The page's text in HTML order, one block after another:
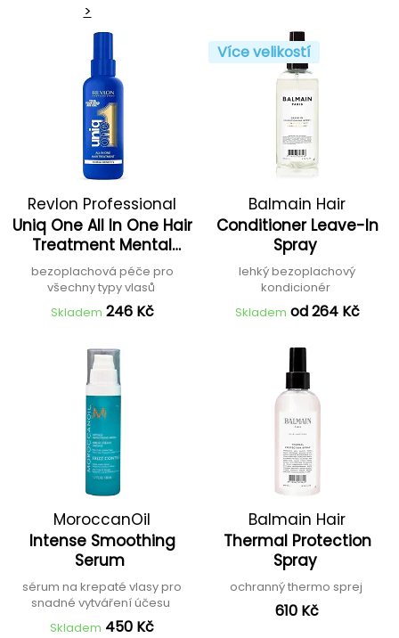
>
Revlon Professional
Uniq One All In One Hair
Treatment Mental
Wellness
bezoplachová péče pro
všechny typy vlasů
Skladem 246 Kč
Více velikostí
Balmain Hair
Conditioner Leave-In
Spray
lehký bezoplachový
kondicionér
Skladem od 264 Kč
MoroccanOil
Intense Smoothing
Serum
sérum na krepaté vlasy pro
snadné vytváření účesu
Skladem 450 Kč
Balmain Hair
Thermal Protection
Spray
ochranný thermo sprej
610 Kč